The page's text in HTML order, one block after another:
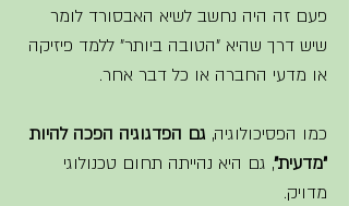
פעם זה היה נחשב לשיא האבסורד לומר
שיש דרך שהיא "הטובה ביותר" ללמד פיזיקה
או מדעי החברה או כל דבר אחר.
כמו הפסיכולוגיה, גם הפדגוגיה הפכה להיות
"מדעית", גם היא נהייתה תחום טכנולוגי
מדויק.